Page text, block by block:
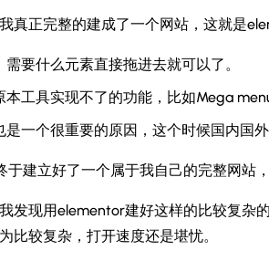
真正完整的建成了一个网站，这就是
要什么元素直接拖进去就可以了。
本工具实现不了的功能，比如Mega
是一个很重要的原因，这个时候国内国
建立好了一个属于我自己的完整网站
发现用elementor建好这样的比较复杂
比较复杂，打开速度还是堪忧。